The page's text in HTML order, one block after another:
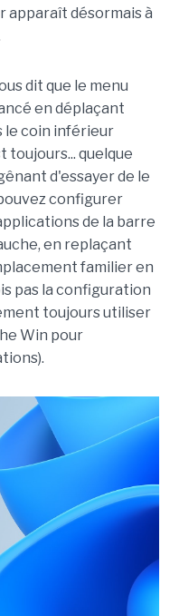
apparaît désormais à
dit que le menu
en déplaçant
le coin inférieur
toujours... quelque
d'essayer de le
configurer
de la barre
en replaçant
familier en
pas la configuration
toujours utiliser
Win pour